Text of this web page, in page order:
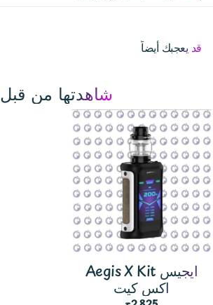
قد يعجبك أيضاً
شاهدتها من قبل
Aegis X Kit ايجيس
اكس كيت